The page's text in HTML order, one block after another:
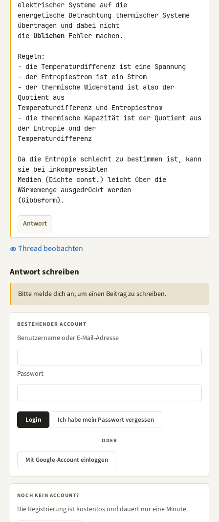
elektrischer Systeme auf die
energetische Betrachtung thermischer Systeme
übertragen und dabei nicht
die üblichen Fehler machen.
Regeln:
- die Temperaturdifferenz ist eine Spannung
- der Entropiestrom ist ein Strom
- der thermische Widerstand ist also der
Quotient aus
Temperaturdifferenz und Entropiestrom
- die thermische Kapazität ist der Quotient aus
der Entropie und der
Temperaturdifferenz
Da die Entropie schlecht zu bestimmen ist, kann
sie bei inkompressiblen
Medien (Dichte const.) leicht über die
Wärmemenge ausgedrückt werden
(Gibbsform).
Antwort
Thread beobachten
Antwort schreiben
Bitte melde dich an, um einen Beitrag zu schreiben.
BESTEHENDER ACCOUNT
Benutzername oder E-Mail-Adresse
Passwort
ODER
Mit Google-Account einloggen
NOCH KEIN ACCOUNT?
Die Registrierung ist kostenlos und dauert nur eine Minute.